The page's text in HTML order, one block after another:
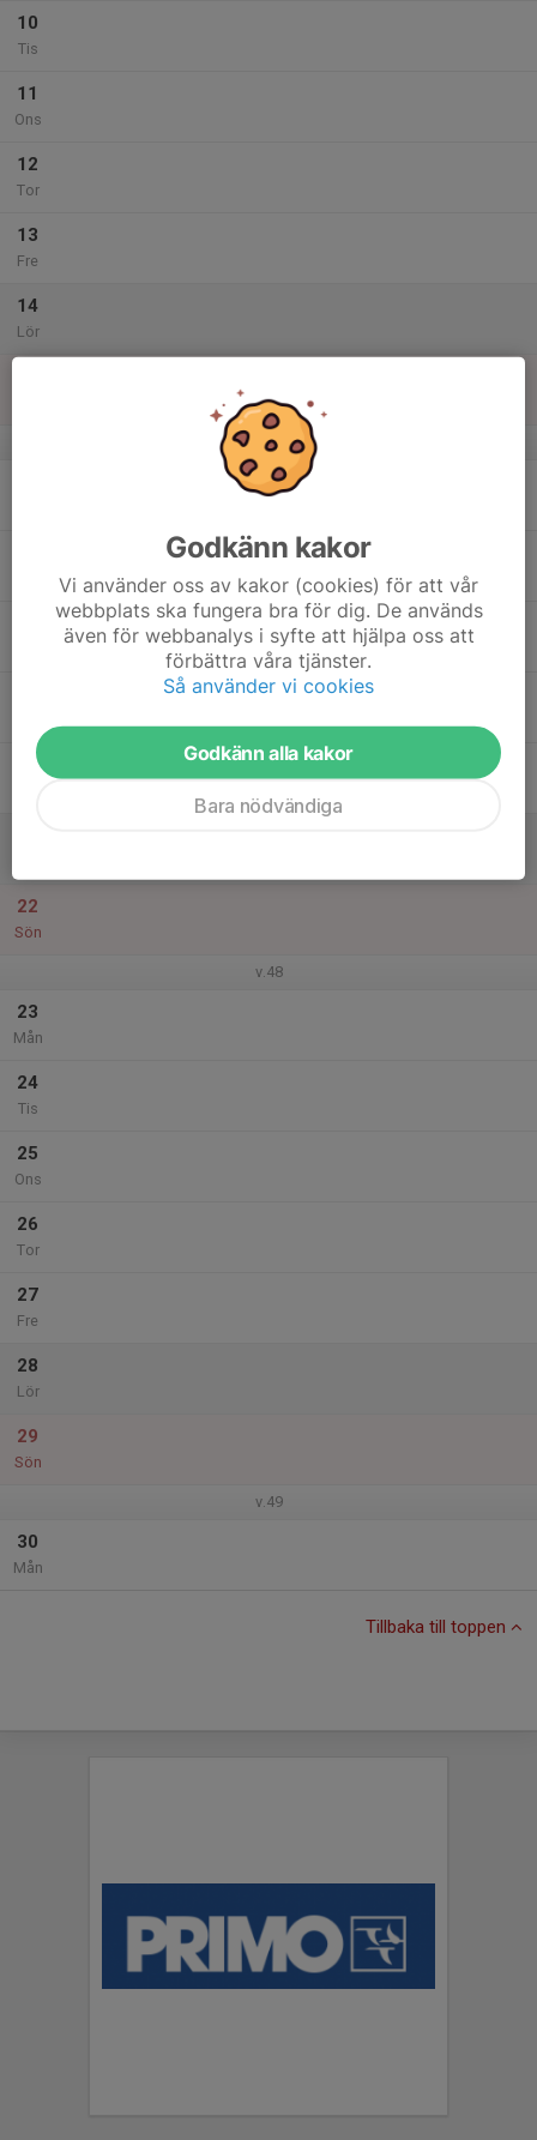
10
Tis
11
Ons
12
Tor
13
Fre
14
Lör
v.47
20
22
Sön
v.48
23
Mån
24
Tis
25
Ons
26
Tor
27
Fre
28
Lör
29
Sön
v.49
30
Mån
Tillbaka till toppen
Godkänn kakor
Vi använder oss av kakor (cookies) för att vår
webbplats ska fungera bra för dig. De används
även för webbanalys i syfte att hjälpa oss att
förbättra våra tjänster.
Så använder vi cookies
Godkänn alla kakor
Bara nödvändiga